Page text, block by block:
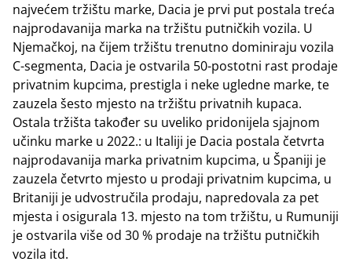
najvećem tržištu marke, Dacia je prvi put postala treća
najprodavanija marka na tržištu putničkih vozila. U
Njemačkoj, na čijem tržištu trenutno dominiraju vozila
C-segmenta, Dacia je ostvarila 50-postotni rast prodaje
privatnim kupcima, prestigla i neke ugledne marke, te
zauzela šesto mjesto na tržištu privatnih kupaca.
Ostala tržišta također su uveliko pridonijela sjajnom
učinku marke u 2022.: u Italiji je Dacia postala četvrta
najprodavanija marka privatnim kupcima, u Španiji je
zauzela četvrto mjesto u prodaji privatnim kupcima, u
Britaniji je udvostručila prodaju, napredovala za pet
mjesta i osigurala 13. mjesto na tom tržištu, u Rumuniji
je ostvarila više od 30 % prodaje na tržištu putničkih
vozila itd.